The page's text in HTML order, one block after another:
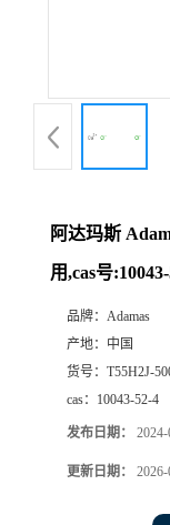
阿达玛斯
用,cas号
品牌： Adamas
产地： 中国
货号： T55H2J-
cas： 10043-52-4
发布日期：
更新日期：